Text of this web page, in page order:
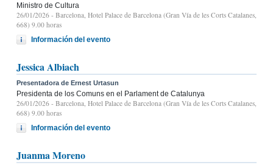
Ministro de Cultura
26/01/2026 - Barcelona, Hotel Palace de Barcelona (Gran Vía de les Corts Catalanes,
668) 9.00 horas
Información del evento
Jessica Albiach
Presentadora de Ernest Urtasun
Presidenta de los Comuns en el Parlament de Catalunya
26/01/2026 - Barcelona, Hotel Palace de Barcelona (Gran Vía de les Corts Catalanes,
668) 9.00 horas
Información del evento
Juanma Moreno